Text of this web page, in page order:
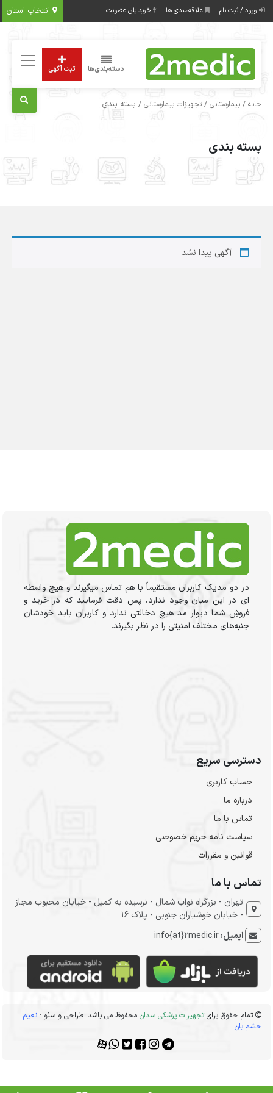
انتخاب استان ورود / ثبت نام علاقه‌مندی ها خرید پلن عضویت
دسته‌بندی‌ها ثبت آگهی
خانه /بیمارستانی /تجهیزات بیمارستانی / بسته بندی
بسته بندی
آگهی پیدا نشد
در دو مدیک کاربران مستقیماً با هم تماس میگیرند و هیچ واسطه
ای در این میان وجود ندارد، پس دقت فرمایید که در خرید و
فروشِ شما دیوار مد هیچ دخالتی ندارد و کاربران باید خودشان
جنبه‌های مختلف امنیتی را در نظر بگیرند.
دسترسی سریع
حساب کاربری
درباره ما
تماس با ما
سیاست نامه حریم خصوصی
قوانین و مقررات
تماس با ما
تهران - بزرگراه نواب شمال - نرسیده به کمیل - خیابان محبوب مجاز
- خیابان خوشیاران جنوبی - پلاک 16
ایمیل:info{at}2medic.ir
تمام حقوق برایتجهیزات پزشکی سدان محفوظ می باشد. طراحی و سئو :نعیم
حشم بان